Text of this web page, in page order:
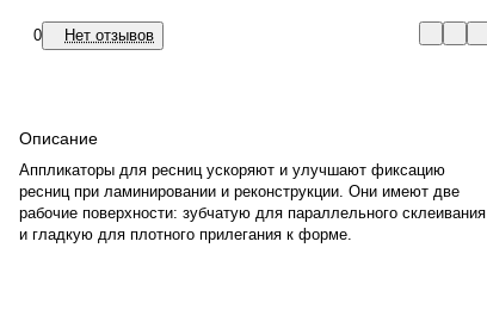
0 Нет отзывов
Описание
Аппликаторы для ресниц ускоряют и улучшают фиксацию
ресниц при ламинировании и реконструкции. Они имеют две
рабочие поверхности: зубчатую для параллельного склеивания
и гладкую для плотного прилегания к форме.